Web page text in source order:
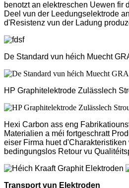
benotzt an elektreschen Uewen fir
Deel vun der Leedungselektrode
d'Resistenz vun der Ladung
De Standard vun héich Muecht
HP Graphitelektrode Zulässlech
Hexi Carbon ass eng
Materialien a méi fortgeschratt
eiser Firma huet
bedingungslos Retour vu
Transport vun Elektroden